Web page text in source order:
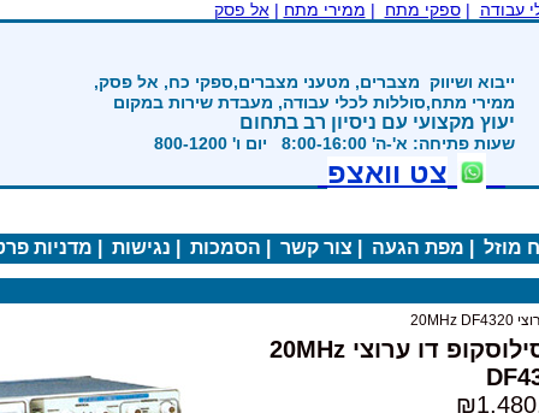
|ממירי מתח| אל פסק
מטעני מצברים,ספקי כח, אל פסק,
לכלי עבודה, מעבדת שירות במקום
ניסיון רב בתחום
| צור קשר | הסמכות | נגישות | מדניות פרטיות |
אוסילוסקופ דו ערוצי 20MHz